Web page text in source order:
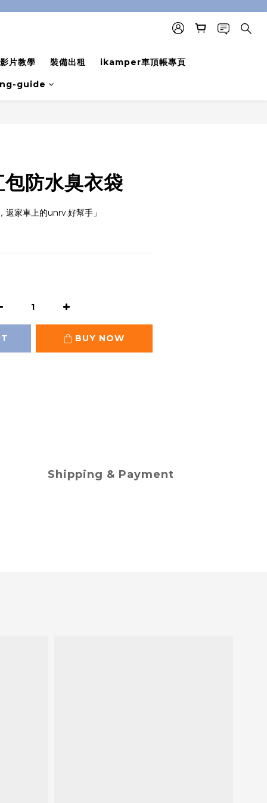
影片教學 裝備出租 ikamper車頂帳專頁
guide
防水臭衣袋
返家車上的unrv.好幫手」
BUY NOW
Shipping & Payment